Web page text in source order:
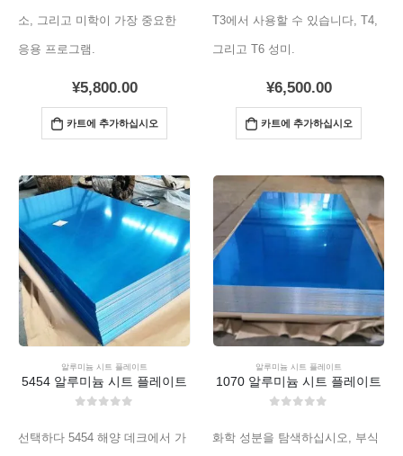
소, 그리고 미학이 가장 중요한
응용 프로그램.
¥5,800.00
카트에 추가하십시오
T3에서 사용할 수 있습니다, T4,
그리고 T6 성미.
¥6,500.00
카트에 추가하십시오
알루미늄 시트 플레이트
5454 알루미늄 시트 플레이트
선택하다 5454 해양 데크에서 가
알루미늄 시트 플레이트
1070 알루미늄 시트 플레이트
화학 성분을 탐색하십시오, 부식